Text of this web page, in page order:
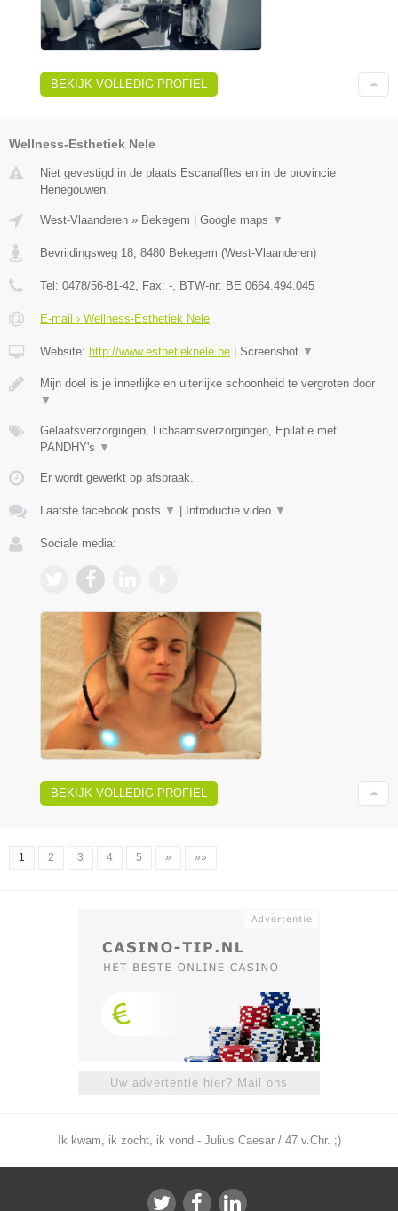
BEKIJK VOLLEDIG PROFIEL
Wellness-Esthetiek Nele
Niet gevestigd in de plaats Escanaffles en in de provincie
Henegouwen.
West-Vlaanderen » Bekegem Google maps ▼
Bevrijdingsweg 18, 8480 Bekegem (West-Vlaanderen)
Tel: 0478/56-81-42, Fax: -, BTW-nr: BE 0664.494.045
E-mail › Wellness-Esthetiek Nele
Website: http://www.esthetieknele.be Screenshot ▼
Mijn doel is je innerlijke en uiterlijke schoonheid te vergroten door
▼
Gelaatsverzorgingen, Lichaamsverzorgingen, Epilatie met
PANDHY's ▼
Er wordt gewerkt op afspraak.
Laatste facebook posts ▼ Introductie video ▼
Sociale media:
BEKIJK VOLLEDIG PROFIEL
1 2 3 4 5 » »»
Uw advertentie hier? Mail ons
Ik kwam, ik zocht, ik vond - Julius Caesar / 47 v.Chr. ;)